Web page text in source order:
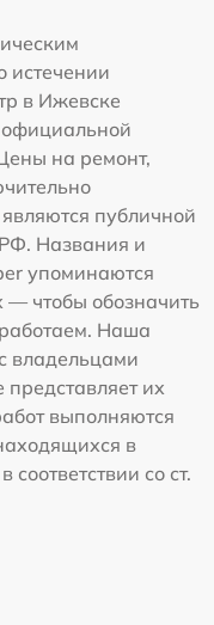
истечении
в Ижевске
официальной
на ремонт,
публичной
Названия и
упоминаются
чтобы обозначить
Наша
владельцами
их
выполняются
в
со ст.